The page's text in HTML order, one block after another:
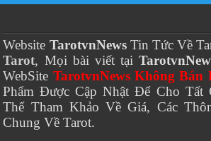
Website TarotvnNewsTin Tức Về
Tarot, Mọi bài viết tại
WebSite TarotvnNews Không Bán
Phẩm Được Cập Nhật Để Cho Tất
Thể Tham Khảo Về Giá, Các
Chung Về Tarot.